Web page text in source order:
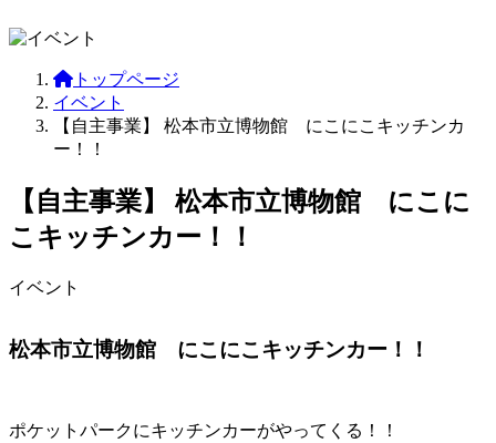
トップページ
イベント
【自主事業】 松本市立博物館 にこにこキッチンカ
ー！！
【自主事業】 松本市立博物館 にこに
こキッチンカー！！
イベント
松本市立博物館 にこにこキッチンカー！！
ポケットパークにキッチンカーがやってくる！！